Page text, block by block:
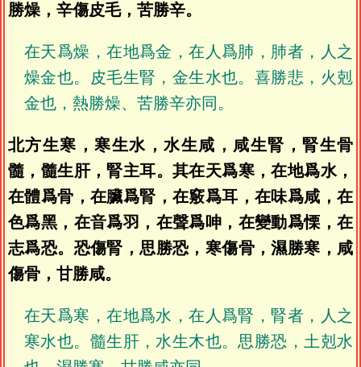
勝燥，辛傷皮毛，苦勝辛。
在天爲燥，在地爲金，在人爲肺，肺者，人之
燥金也。皮毛生腎，金生水也。喜勝悲，火剋
金也，熱勝燥、苦勝辛亦同。
北方生寒，寒生水，水生咸，咸生腎，腎生骨
髓，髓生肝，腎主耳。其在天爲寒，在地爲水，
在體爲骨，在臟爲腎，在竅爲耳，在味爲咸，在
色爲黑，在音爲羽，在聲爲呻，在變動爲慄，在
志爲恐。恐傷腎，思勝恐，寒傷骨，濕勝寒，咸
傷骨，甘勝咸。
在天爲寒，在地爲水，在人爲腎，腎者，人之
寒水也。髓生肝，水生木也。思勝恐，土剋水